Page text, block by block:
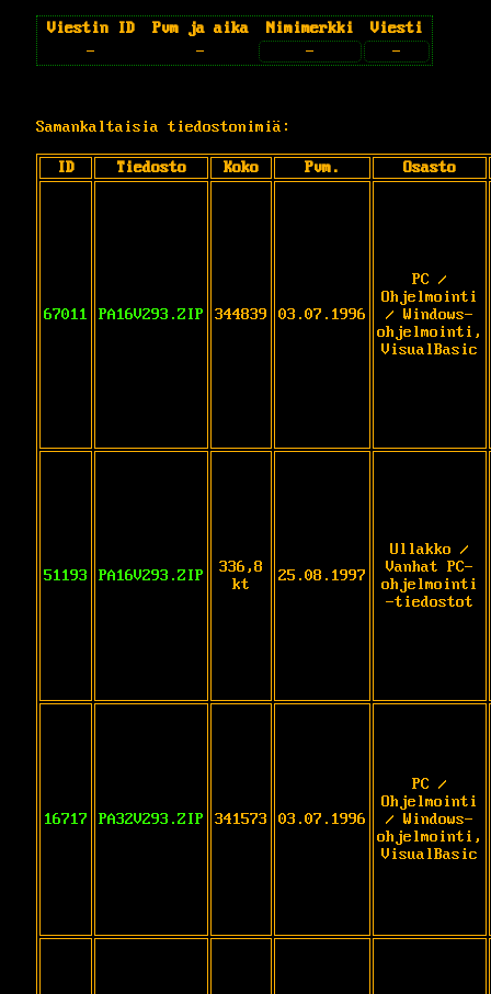
Viestin ID Pvm ja aika Nimimerkki
Viesti
-
- - -
Samankaltaisia tiedostonimiä:
ID Tiedosto Koko Pvm. Osasto
67011 PA16V293.ZIP 344839 03.07.1996
PC /
Ohjelmointi
/ Windows-
ohjelmointi,
VisualBasic
51193 PA16V293.ZIP
336,8
kt
25.08.1997
Ullakko /
Vanhat PC-
ohjelmointi
-tiedostot
16717 PA32V293.ZIP 341573 03.07.1996
PC /
Ohjelmointi
/ Windows-
ohjelmointi,
VisualBasic